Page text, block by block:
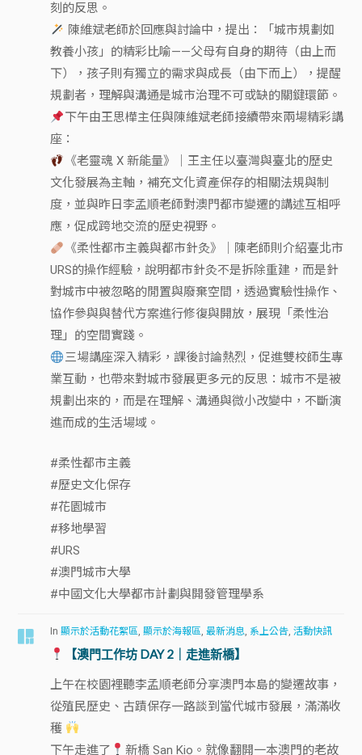
刻的反思。
陳維斌老師於回應與討論中，提出：「城市規劃如
教養小孩」的精彩比喻——父母有自身的期待（由上而
下），孩子則有獨立的需求與成長（由下而上），提醒
規劃者，理解與溝通是城市治理不可或缺的關鍵環節。
下午由王思樺主任與陳維斌老師接續帶來兩場精彩講
座：
《老靈魂 X 新能量》｜王主任以臺灣與臺北的歷史
文化發展為主軸，補充文化資產保存的相關法規與制
度，並與昨日李孟順老師對澳門都市變遷的講述互相呼
應，促成跨地交流的歷史視野。
《柔性都市主義與都市針灸》｜陳老師則介紹臺北市
URS的操作經驗，說明都市針灸不是拆除重建，而是針
對城市中被忽略的閒置與廢棄空間，透過實驗性操作、
協作參與與替代方案進行修復與開放，展現「柔性治
理」的空間實踐。
三場講座深入精彩，課後討論熱烈，促進雙校師生專
業互動，也帶來對城市發展更多元的反思：城市不是被
規劃出來的，而是在理解、溝通與微小改變中，不斷演
進而成的生活場域。
#柔性都市主義
#歷史文化保存
#花園城市
#移地學習
#URS
#澳門城市大學
#中國文化大學都市計劃與開發管理學系
In顯示於活動花絮區 ,顯示於海報區 ,最新消息 系上公告 ,活動快訊
【澳門工作坊 DAY 2｜走進新橋】
上午在校園裡聽李孟順老師分享澳門本島的變遷故事，
從殖民歷史、古蹟保存一路談到當代城市發展，滿滿收
穫
下午走進了
新橋 San Kio。就像翻開一本澳門的老故